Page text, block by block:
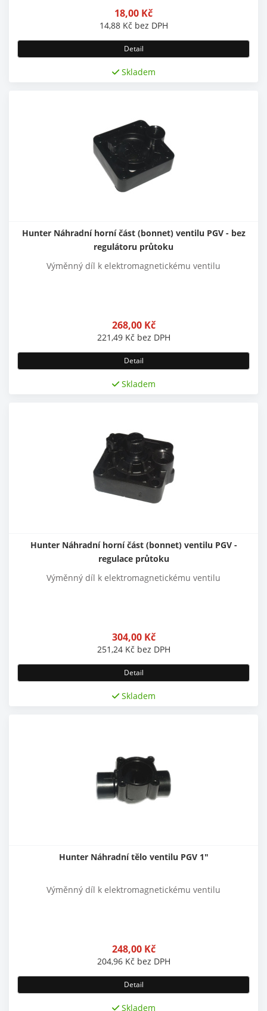
18,00 Kč
14,88 Kč bez DPH
Detail
Skladem
Hunter Náhradní horní část (bonnet) ventilu PGV - bez
regulátoru průtoku
Výměnný díl k elektromagnetickému ventilu
268,00 Kč
221,49 Kč bez DPH
Detail
Skladem
Hunter Náhradní horní část (bonnet) ventilu PGV -
regulace průtoku
Výměnný díl k elektromagnetickému ventilu
304,00 Kč
251,24 Kč bez DPH
Detail
Skladem
Hunter Náhradní tělo ventilu PGV 1"
Výměnný díl k elektromagnetickému ventilu
248,00 Kč
204,96 Kč bez DPH
Detail
Skladem